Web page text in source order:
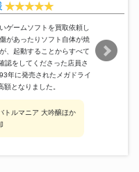
ゲームソフトを買取依頼し
があったりソフト自体が焼
、起動することからすべて
認をしてくださった店員さ
年に発売されたメガドライ
となりました。
トルマニア 大吟醸ほか